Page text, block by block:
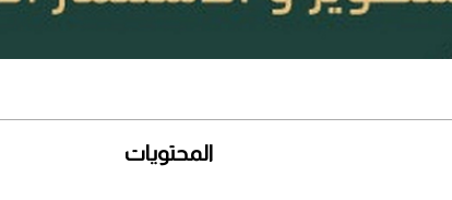
المحتويات